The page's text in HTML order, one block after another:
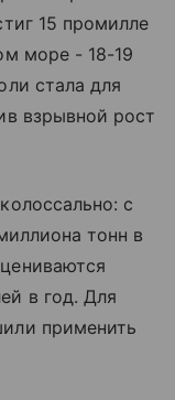
15 промилле
море - 18-19
стала для
взрывной рост
с
тонн в
в год. Для
применить